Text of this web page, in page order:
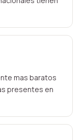
mas baratos
presentes en